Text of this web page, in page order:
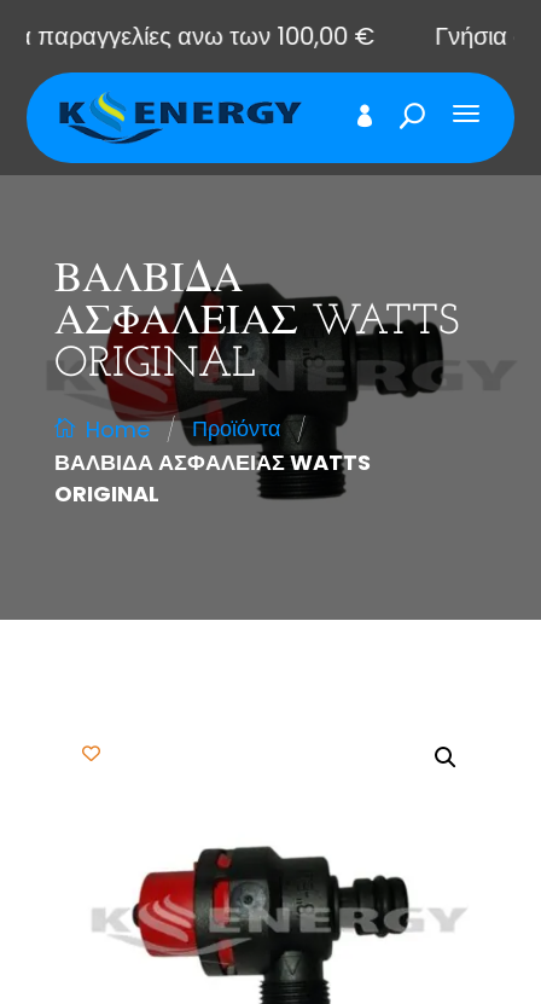
ανω των 100,00 € Γνήσια
ΒΑΛΒΙΔΑ
ΑΣΦΑΛΕΙΑΣ WATTS
ORIGINAL
Home / Προϊόντα /
ΒΑΛΒΙΔΑ ΑΣΦΑΛΕΙΑΣ WATTS
ORIGINAL